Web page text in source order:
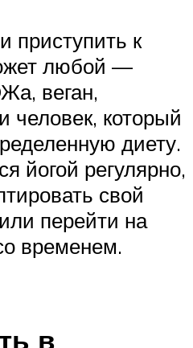
приступить к
любой —
веган,
человек, который
диету.
йогой регулярно,
свой
перейти на
временем.
в